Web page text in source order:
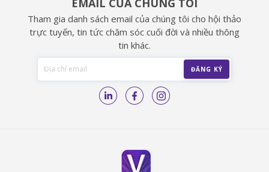
Tham gia danh sách email của chúng tôi cho hội thảo
trực tuyến, tin tức chăm sóc cuối đời và nhiều thông
tin khác.